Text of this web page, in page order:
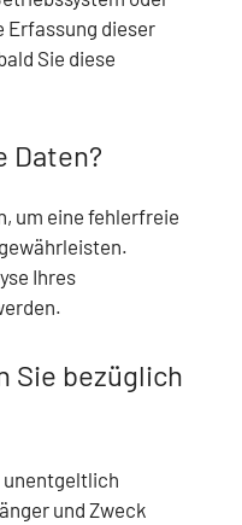
Erfassung dieser
Sie diese
Daten?
um eine fehlerfreie
Ihres
Sie bezüglich
unentgeltlich
und Zweck